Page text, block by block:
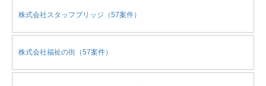
株式会社スタッフブリッジ（57案件）
株式会社福祉の街（57案件）